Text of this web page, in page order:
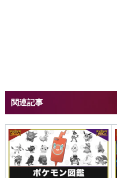
関連記事